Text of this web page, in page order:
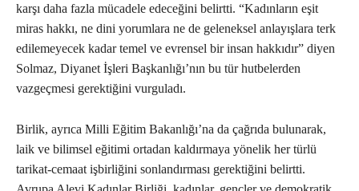
karşı daha fazla mücadele edeceğini belirtti. “Kadınların eşit
miras hakkı, ne dini yorumlara ne de geleneksel anlayışlara terk
edilemeyecek kadar temel ve evrensel bir insan hakkıdır” diyen
Solmaz, Diyanet İşleri Başkanlığı’nın bu tür hutbelerden
vazgeçmesi gerektiğini vurguladı.
Birlik, ayrıca Milli Eğitim Bakanlığı’na da çağrıda bulunarak,
laik ve bilimsel eğitimi ortadan kaldırmaya yönelik her türlü
tarikat-cemaat işbirliğini sonlandırması gerektiğini belirtti.